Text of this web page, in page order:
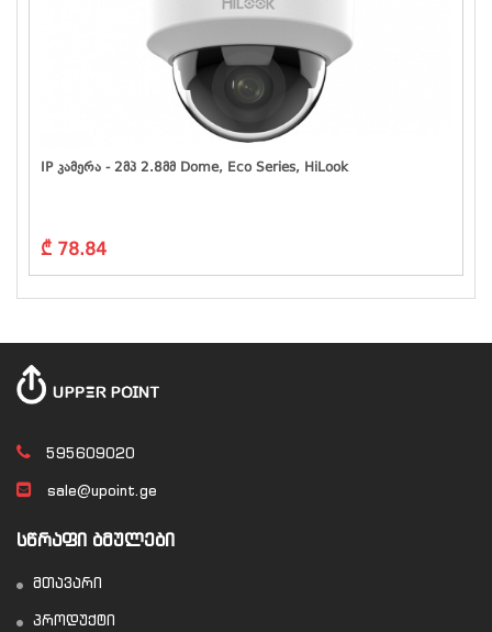
IP Კამერა - 2მპ 2.8მმ Dome, Eco Series, HiLook
₾ 78.84
595609020
sale@upoint.ge
ᲡᲬᲠᲐᲤᲘ ᲑᲛᲣᲚᲔᲑᲘ
მთავარი
პროდუქტი